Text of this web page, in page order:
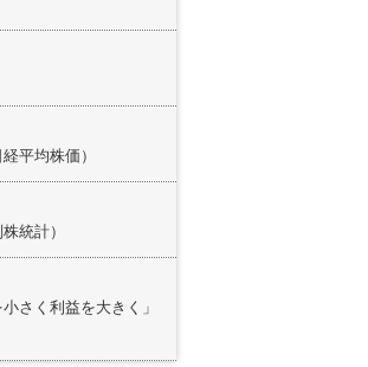
平均株価）
統計）
さく利益を大きく」